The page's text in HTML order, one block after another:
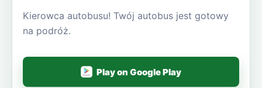
Kierowca autobusu! Twój autobus jest gotowy
na podróż.
Play on Google Play